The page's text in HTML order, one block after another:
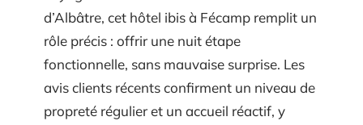
d’Albâtre, cet hôtel ibis à Fécamp remplit un
rôle précis : offrir une nuit étape
fonctionnelle, sans mauvaise surprise. Les
avis clients récents confirment un niveau de
propreté régulier et un accueil réactif, y